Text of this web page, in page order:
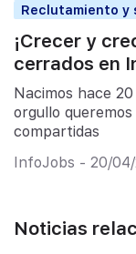
Reclutamiento y
¡Crecer y
cerrados en
Nacimos hace
orgullo
compartidas
InfoJobs - 20/
Noticias